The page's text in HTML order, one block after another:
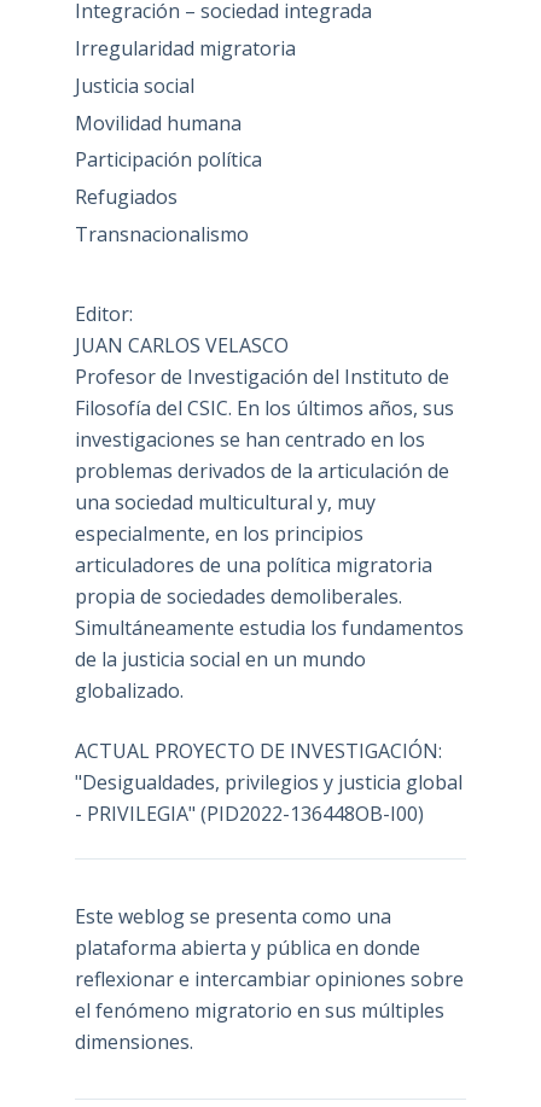
Integración – sociedad integrada
Irregularidad migratoria
Justicia social
Movilidad humana
Participación política
Refugiados
Transnacionalismo
Editor:
JUAN CARLOS VELASCO
Profesor de Investigación del Instituto de
Filosofía del CSIC. En los últimos años, sus
investigaciones se han centrado en los
problemas derivados de la articulación de
una sociedad multicultural y, muy
especialmente, en los principios
articuladores de una política migratoria
propia de sociedades demoliberales.
Simultáneamente estudia los fundamentos
de la justicia social en un mundo
globalizado.
ACTUAL PROYECTO DE INVESTIGACIÓN:
"Desigualdades, privilegios y justicia global
- PRIVILEGIA" (PID2022-136448OB-I00)
Este weblog se presenta como una
plataforma abierta y pública en donde
reflexionar e intercambiar opiniones sobre
el fenómeno migratorio en sus múltiples
dimensiones.